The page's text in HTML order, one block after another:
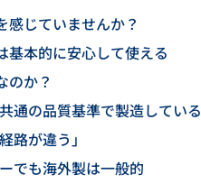
感じていませんか？
基本的に安心して使える
のか？
通の品質基準で製造している
路が違う」
でも海外製は一般的